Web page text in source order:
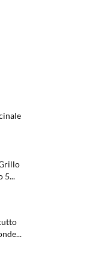
5...